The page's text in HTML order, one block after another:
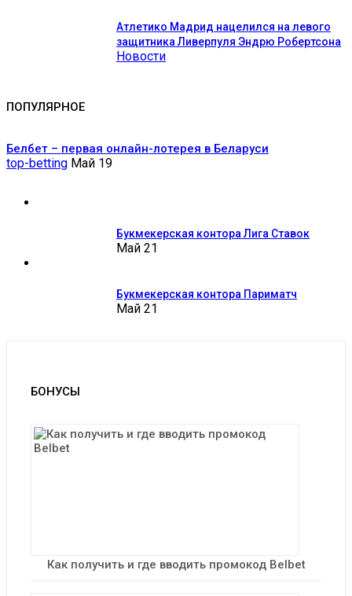
Атлетико Мадрид нацелился на левого
защитника Ливерпуля Эндрю Робертсона
Новости
ПОПУЛЯРНОЕ
Белбет – первая онлайн-лотерея в Беларуси
top-betting Май 19
Букмекерская контора Лига Ставок
Май 21
Букмекерская контора Париматч
Май 21
БОНУСЫ
Как получить и где вводить промокод Belbet